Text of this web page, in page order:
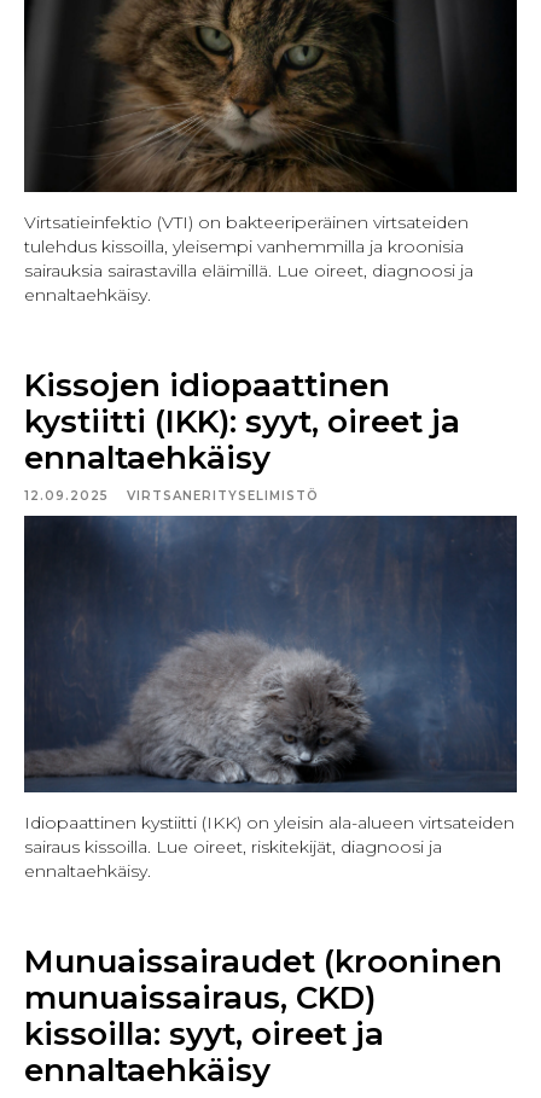
Virtsatieinfektio (VTI) on bakteeriperäinen virtsateiden
tulehdus kissoilla, yleisempi vanhemmilla ja kroonisia
sairauksia sairastavilla eläimillä. Lue oireet, diagnoosi ja
ennaltaehkäisy.
Kissojen idiopaattinen
kystiitti (IKK): syyt, oireet ja
ennaltaehkäisy
12.09.2025 VIRTSANERITYSELIMISTÖ
Idiopaattinen kystiitti (IKK) on yleisin ala-alueen virtsateiden
sairaus kissoilla. Lue oireet, riskitekijät, diagnoosi ja
ennaltaehkäisy.
Munuaissairaudet (krooninen
munuaissairaus, CKD)
kissoilla: syyt, oireet ja
ennaltaehkäisy